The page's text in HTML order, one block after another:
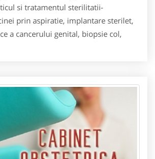
si tratamentul sterilitatii-
prin aspiratie, implantare sterilet,
a cancerului genital, biopsie col,